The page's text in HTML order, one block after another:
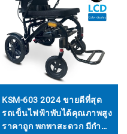
KSM-603 2024 ขายดีที่สุด
รถเข็นไฟฟ้าพับได้คุณภาพสูง
ราคาถูก พกพาสะดวก มีกำลัง